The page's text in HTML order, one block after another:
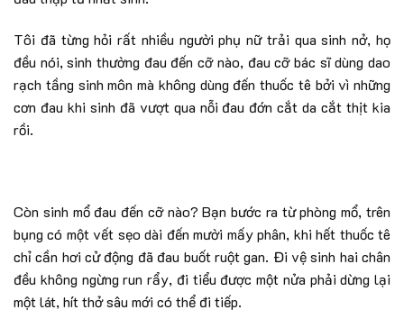
Tôi đã từng hỏi rất nhiều người phụ nữ trải qua sinh nở, họ
đều nói, sinh thường đau đến cỡ nào, đau cỡ bác sĩ dùng dao
rạch tầng sinh môn mà không dùng đến thuốc tê bởi vì những
cơn đau khi sinh đã vượt qua nỗi đau đớn cắt da cắt thịt kia
rồi.
Còn sinh mổ đau đến cỡ nào? Bạn bước ra từ phòng mổ, trên
bụng có một vết sẹo dài đến mười mấy phân, khi hết thuốc tê
chỉ cần hơi cử động đã đau buốt ruột gan. Đi vệ sinh hai chân
đều không ngừng run rẩy, đi tiểu được một nửa phải dừng lại
một lát, hít thở sâu mới có thể đi tiếp.